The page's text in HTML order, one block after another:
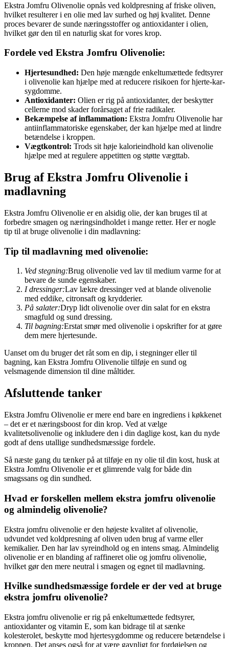
Ekstra Jomfru Olivenolie opnås ved koldpresning af friske oliven,
hvilket resulterer i en olie med lav surhed og høj kvalitet. Denne
proces bevarer de sunde næringsstoffer og antioxidanter i olien,
hvilket gør den til en naturlig skat for vores krop.
Fordele ved Ekstra Jomfru Olivenolie:
Hjertesundhed: Den høje mængde enkeltumættede fedtsyrer
i olivenolie kan hjælpe med at reducere risikoen for hjerte-kar-
sygdomme.
Antioxidanter: Olien er rig på antioxidanter, der beskytter
cellerne mod skader forårsaget af frie radikaler.
Bekæmpelse af inflammation: Ekstra Jomfru Olivenolie har
antiinflammatoriske egenskaber, der kan hjælpe med at lindre
betændelse i kroppen.
Vægtkontrol: Trods sit høje kalorieindhold kan olivenolie
hjælpe med at regulere appetitten og støtte vægttab.
Brug af Ekstra Jomfru Olivenolie i
madlavning
Ekstra Jomfru Olivenolie er en alsidig olie, der kan bruges til at
forbedre smagen og næringsindholdet i mange retter. Her er nogle
tip til at bruge olivenolie i din madlavning:
Tip til madlavning med olivenolie:
Ved stegning:Brug olivenolie ved lav til medium varme for at
bevare de sunde egenskaber.
I dressinger:Lav lækre dressinger ved at blande olivenolie
med eddike, citronsaft og krydderier.
På salater:Dryp lidt olivenolie over din salat for en ekstra
smagfuld og sund dressing.
Til bagning:Erstat smør med olivenolie i opskrifter for at gøre
dem mere hjertesunde.
Uanset om du bruger det råt som en dip, i stegninger eller til
bagning, kan Ekstra Jomfru Olivenolie tilføje en sund og
velsmagende dimension til dine måltider.
Afsluttende tanker
Ekstra Jomfru Olivenolie er mere end bare en ingrediens i køkkenet
– det er et næringsboost for din krop. Ved at vælge
kvalitetsolivenolie og inkludere den i din daglige kost, kan du nyde
godt af dens utallige sundhedsmæssige fordele.
Så næste gang du tænker på at tilføje en ny olie til din kost, husk at
Ekstra Jomfru Olivenolie er et glimrende valg for både din
smagssans og din sundhed.
Hvad er forskellen mellem ekstra jomfru olivenolie
og almindelig olivenolie?
Ekstra jomfru olivenolie er den højeste kvalitet af olivenolie,
udvundet ved koldpresning af oliven uden brug af varme eller
kemikalier. Den har lav syreindhold og en intens smag. Almindelig
olivenolie er en blanding af raffineret olie og jomfru olivenolie,
hvilket gør den mere neutral i smagen og egnet til madlavning.
Hvilke sundhedsmæssige fordele er der ved at bruge
ekstra jomfru olivenolie?
Ekstra jomfru olivenolie er rig på enkeltumættede fedtsyrer,
antioxidanter og vitamin E, som kan bidrage til at sænke
kolesterolet, beskytte mod hjertesygdomme og reducere betændelse i
kroppen. Det anses også for at være gavnligt for fordøjelsen og